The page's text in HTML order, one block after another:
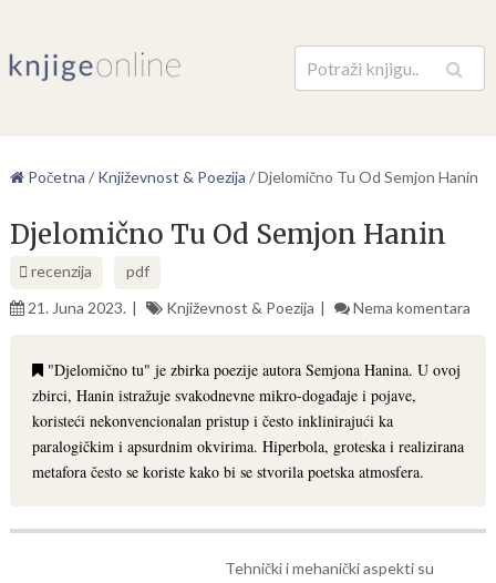
Pretraga
Početna / Književnost & Poezija /Djelomično Tu Od Semjon Hanin
Djelomično Tu Od Semjon Hanin
recenzija
pdf
21. Juna 2023.
Književnost & Poezija Nema komentara
"Djelomično tu" je zbirka poezije autora Semjona Hanina. U ovoj
zbirci, Hanin istražuje svakodnevne mikro-događaje i pojave,
koristeći nekonvencionalan pristup i često inklinirajući ka
paralogičkim i apsurdnim okvirima. Hiperbola, groteska i realizirana
metafora često se koriste kako bi se stvorila poetska atmosfera.
Tehnički i mehanički aspekti su